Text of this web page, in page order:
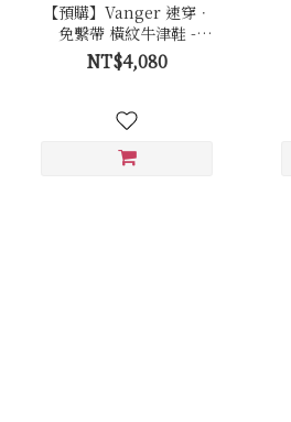
【預購】Vanger 速穿．
免繫帶 橫紋牛津鞋 -
Va301棕
NT$4,080